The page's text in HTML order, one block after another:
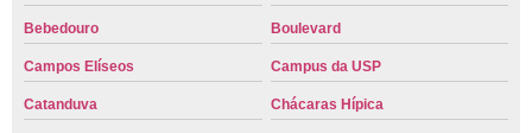
Bebedouro Boulevard
Campos Elíseos Campus da USP
Catanduva Chácaras Hípica